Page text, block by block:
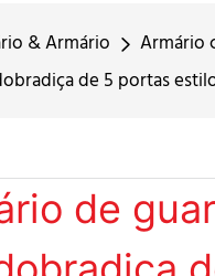
& Armário
Armário
de 5 portas